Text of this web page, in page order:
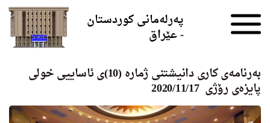
پەرلەمانی کوردستان
- عێراق
به‌رنامه‌ی كاری دانیشتنی ژماره‌ (10)ی ئاساییی خولی
پایزه‌ى رۆژی ‌ 2020/11/17